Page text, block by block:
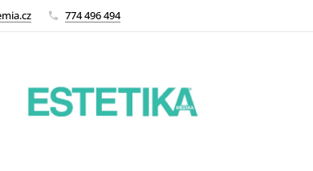
774 496 494